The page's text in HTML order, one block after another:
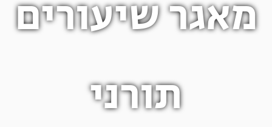
מאגר שיעורים
תורני